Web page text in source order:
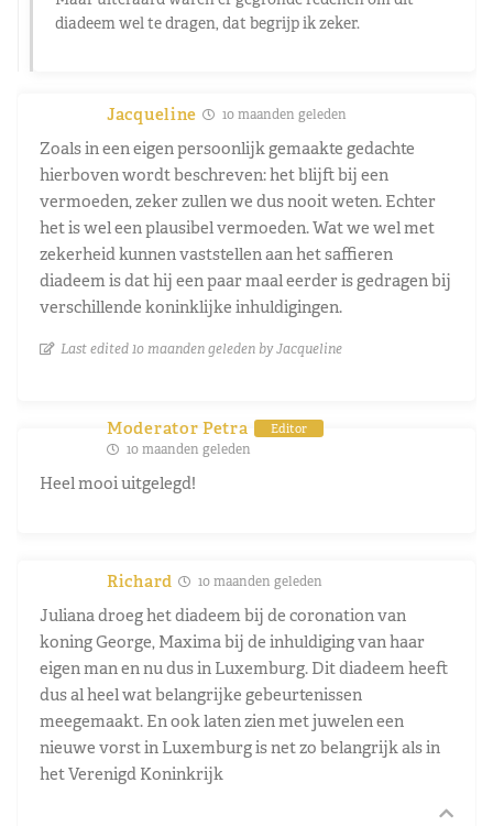
diadeem wel te dragen, dat begrijp ik zeker.
Jacqueline 10 maanden geleden
Zoals in een eigen persoonlijk gemaakte gedachte
hierboven wordt beschreven: het blijft bij een
vermoeden, zeker zullen we dus nooit weten. Echter
het is wel een plausibel vermoeden. Wat we wel met
zekerheid kunnen vaststellen aan het saffieren
diadeem is dat hij een paar maal eerder is gedragen bij
verschillende koninklijke inhuldigingen.
Last edited 10 maanden geleden by Jacqueline
Moderator Petra Editor
10 maanden geleden
Heel mooi uitgelegd!
Richard 10 maanden geleden
Juliana droeg het diadeem bij de coronation van
koning George, Maxima bij de inhuldiging van haar
eigen man en nu dus in Luxemburg. Dit diadeem heeft
dus al heel wat belangrijke gebeurtenissen
meegemaakt. En ook laten zien met juwelen een
nieuwe vorst in Luxemburg is net zo belangrijk als in
het Verenigd Koninkrijk